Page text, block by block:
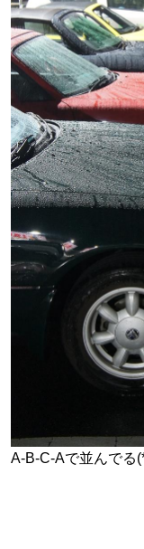
A-B-C-Aで並んで